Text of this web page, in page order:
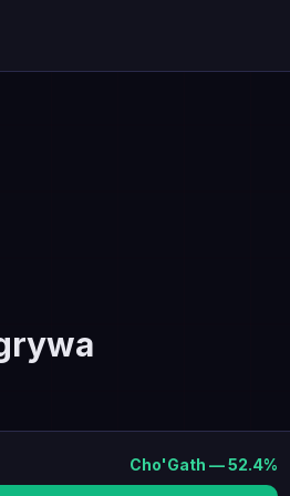
Cho'Gath —52.4%